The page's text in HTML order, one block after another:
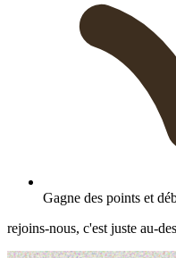
Gagne des points et
rejoins-nous, c'est juste au-